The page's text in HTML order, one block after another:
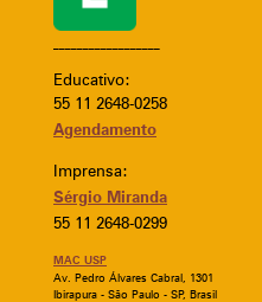
Educativo:
55 11 2648-0258
Agendamento
Imprensa:
Sérgio Miranda
55 11 2648-0299
MAC USP
Av. Pedro Álvares Cabral, 1301
Ibirapura - São Paulo - SP, Brasil